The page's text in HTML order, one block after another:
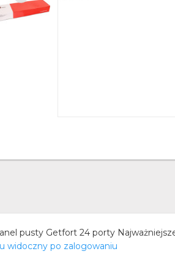
pusty Getfort 24 porty
widoczny po zalogowaniu